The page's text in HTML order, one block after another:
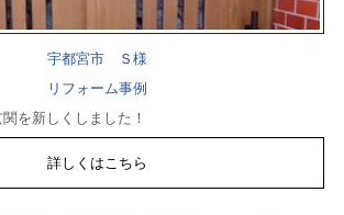
宇都宮市 Ｓ様
リフォーム事例
を新しくしました！
詳しくはこちら